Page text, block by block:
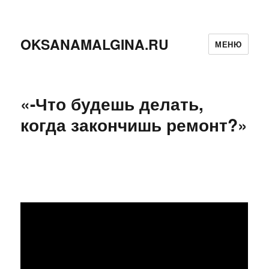
OKSANAMALGINA.RU МЕНЮ
«-Что будешь делать,
когда закончишь ремонт?»